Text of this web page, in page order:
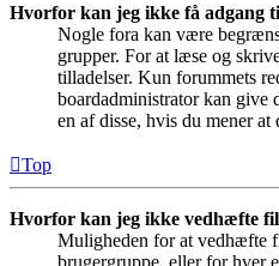
Hvorfor kan jeg ikke få adgang
Nogle fora kan være
grupper. For at læse og
tilladelser. Kun forummets
boardadministrator kan give
en af disse, hvis du mener
Top
Hvorfor kan jeg ikke vedhæfte
Muligheden for at vedhæfte
brugergruppe, eller for hver